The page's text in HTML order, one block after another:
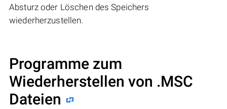
Absturz oder Löschen des Speichers
wiederherzustellen.
Programme zum
Wiederherstellen von .MSC
Dateien